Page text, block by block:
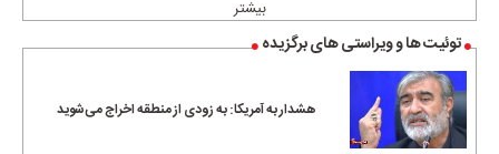
بیشتر
توئیت ها و ویراستی های برگزیده
هشدار به آمریکا: به زودی از منطقه اخراج می‌شوید